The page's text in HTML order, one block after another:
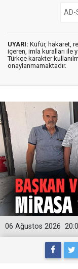
UYARI: Küfür, hakaret,
içeren, imla kuralları ile
Türkçe karakter
onaylanmamaktadır.
06 Ağustos 2026